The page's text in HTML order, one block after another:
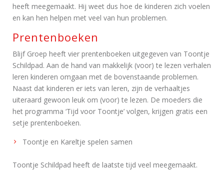
heeft meegemaakt. Hij weet dus hoe de kinderen zich voelen
en kan hen helpen met veel van hun problemen.
Prentenboeken
Blijf Groep heeft vier prentenboeken uitgegeven van Toontje
Schildpad. Aan de hand van makkelijk (voor) te lezen verhalen
leren kinderen omgaan met de bovenstaande problemen.
Naast dat kinderen er iets van leren, zijn de verhaaltjes
uiteraard gewoon leuk om (voor) te lezen. De moeders die
het programma ‘Tijd voor Toontje’ volgen, krijgen gratis een
setje prentenboeken.
Toontje en Kareltje spelen samen
Toontje Schildpad heeft de laatste tijd veel meegemaakt.